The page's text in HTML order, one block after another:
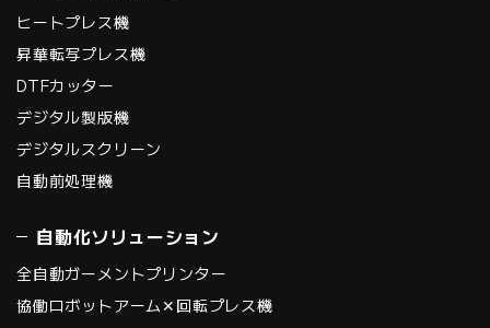
ヒートプレス機
昇華転写プレス機
DTFカッター
デジタル製版機
デジタルスクリーン
自動前処理機
自動化ソリューション
全自動ガーメントプリンター
協働ロボットアーム✕回転プレス機